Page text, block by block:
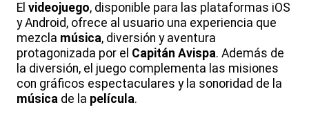
El videojuego, disponible para las plataformas iOS
y Android, ofrece al usuario una experiencia que
mezcla música, diversión y aventura
protagonizada por el Capitán Avispa. Además de
la diversión, el juego complementa las misiones
con gráficos espectaculares y la sonoridad de la
música de la película.